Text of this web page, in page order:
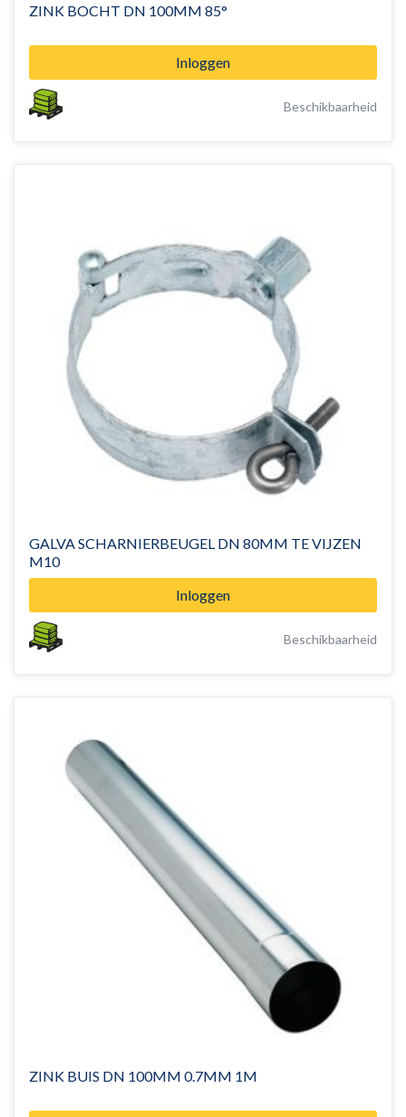
ZINK BOCHT DN 100MM 85°
Inloggen
Beschikbaarheid
GALVA SCHARNIERBEUGEL DN 80MM TE VIJZEN
M10
Inloggen
Beschikbaarheid
ZINK BUIS DN 100MM 0.7MM 1M